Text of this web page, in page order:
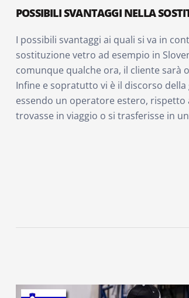
POSSIBILI SVANTAGGI NELLA
I possibili svantaggi ai quali si va in
sostituzione vetro ad esempio in
comunque qualche ora, il cliente sarà
Infine e sopratutto vi è il discorso
essendo un operatore estero, rispetto
trovasse in viaggio o si trasferisse in